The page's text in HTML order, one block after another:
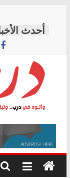
content
درب
وأتوه
درب..
وتبقى
هي